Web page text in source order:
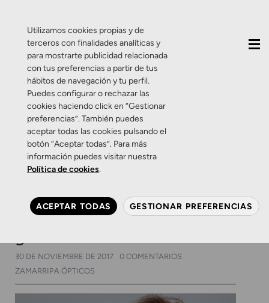
Categoría:Zamarripa
by Erika
Salud Visual Zamarripa by Erika
Zamarripa by Erika. Gafas
graduadas para un look
30 DE NOVIEMBRE DE 2017
0 COMENTARIOS
ZAMARRIPA ÓPTICOS
Utilizamos cookies propias y de
terceros con finalidades analíticas y
para mostrarte publicidad relacionada
con tus preferencias a partir de tus
hábitos de navegación y tu perfil.
Puedes configurar o rechazar las
cookies haciendo click en “Gestionar
preferencias”. También puedes
aceptar todas las cookies pulsando el
botón “Aceptar todas”. Para más
información puedes visitar nuestra
Política de cookies.
ACEPTAR TODAS GESTIONAR PREFERENCIAS